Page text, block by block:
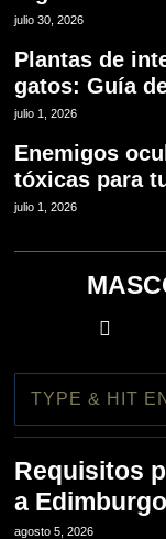
julio 30, 2026
Plantas de
gatos: Guía
julio 1, 2026
Enemigos
tóxicas para
julio 1, 2026
Requisitos
a Edimburgo
agosto 5, 2026